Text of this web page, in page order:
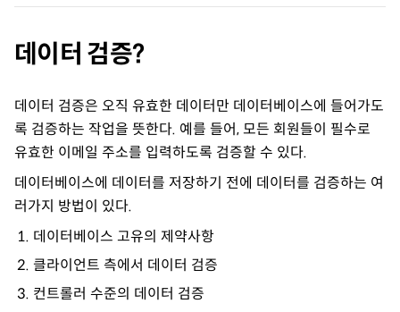
데이터 검증?
데이터 검증은 오직 유효한 데이터만 데이터베이스에 들어가도
록 검증하는 작업을 뜻한다. 예를 들어, 모든 회원들이 필수로
유효한 이메일 주소를 입력하도록 검증할 수 있다.
데이터베이스에 데이터를 저장하기 전에 데이터를 검증하는 여
러가지 방법이 있다.
데이터베이스 고유의 제약사항
클라이언트 측에서 데이터 검증
컨트롤러 수준의 데이터 검증